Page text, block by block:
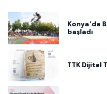
Konya'da
başladı
TTK Dijital